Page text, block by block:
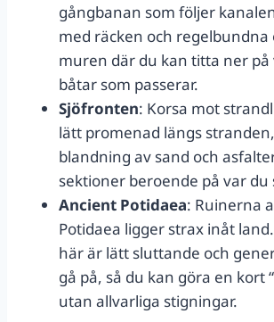
gångbanan som följer
med räcken och regelbundna
muren där du kan titta ner
båtar som passerar.
Sjöfronten: Korsa mot
lätt promenad längs
blandning av sand och
sektioner beroende på var du
Ancient Potidaea: Ruinerna
Potidaea ligger strax inåt
här är lätt sluttande och
gå på, så du kan göra en kort
utan allvarliga stigningar.